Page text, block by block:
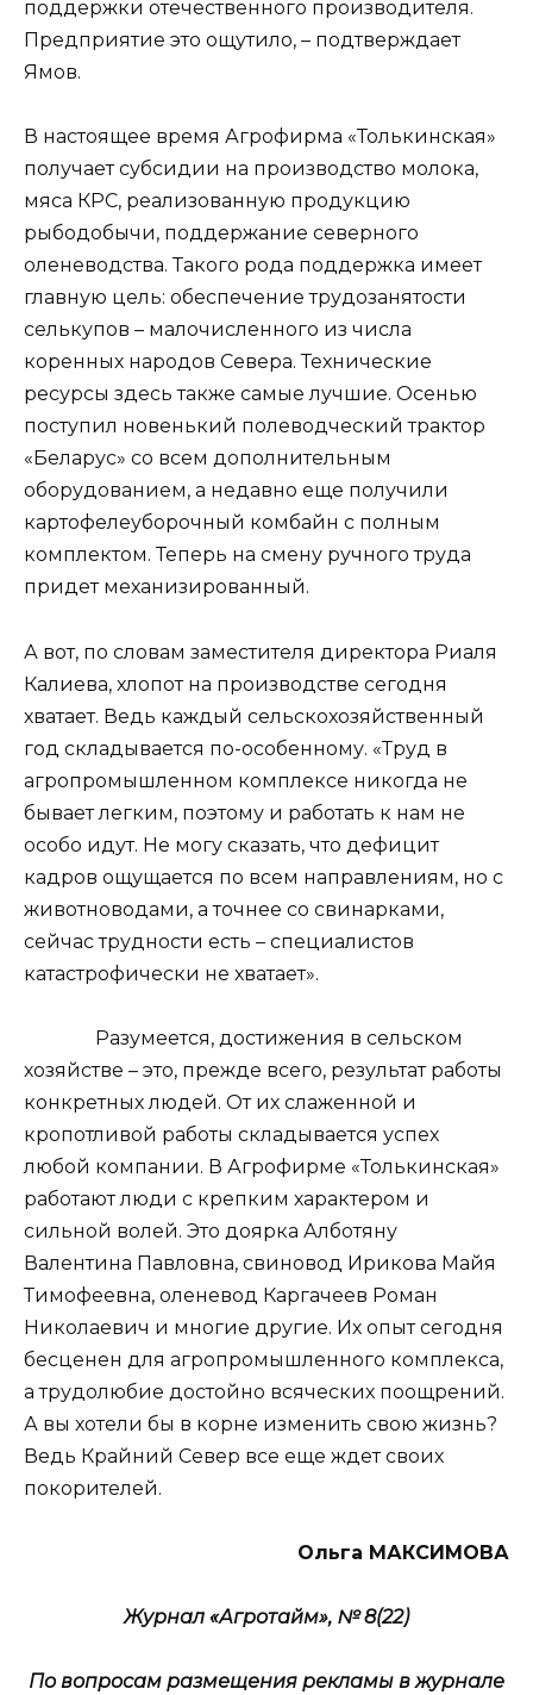
поддержки отечественного производителя.
Предприятие это ощутило, – подтверждает
Ямов.
В настоящее время Агрофирма «Толькинская»
получает субсидии на производство молока,
мяса КРС, реализованную продукцию
рыбодобычи, поддержание северного
оленеводства. Такого рода поддержка имеет
главную цель: обеспечение трудозанятости
селькупов – малочисленного из числа
коренных народов Севера. Технические
ресурсы здесь также самые лучшие. Осенью
поступил новенький полеводческий трактор
«Беларус» со всем дополнительным
оборудованием, а недавно еще получили
картофелеуборочный комбайн с полным
комплектом. Теперь на смену ручного труда
придет механизированный.
А вот, по словам заместителя директора Риаля
Калиева, хлопот на производстве сегодня
хватает. Ведь каждый сельскохозяйственный
год складывается по-особенному. «Труд в
агропромышленном комплексе никогда не
бывает легким, поэтому и работать к нам не
особо идут. Не могу сказать, что дефицит
кадров ощущается по всем направлениям, но с
животноводами, а точнее со свинарками,
сейчас трудности есть – специалистов
катастрофически не хватает».
Разумеется, достижения в сельском
хозяйстве – это, прежде всего, результат работы
конкретных людей. От их слаженной и
кропотливой работы складывается успех
любой компании. В Агрофирме «Толькинская»
работают люди с крепким характером и
сильной волей. Это доярка Алботяну
Валентина Павловна, свиновод Ирикова Майя
Тимофеевна, оленевод Каргачеев Роман
Николаевич и многие другие. Их опыт сегодня
бесценен для агропромышленного комплекса,
а трудолюбие достойно всяческих поощрений.
А вы хотели бы в корне изменить свою жизнь?
Ведь Крайний Север все еще ждет своих
покорителей.
Ольга МАКСИМОВА
Журнал «Агротайм», № 8(22)
По вопросам размещения рекламы в журнале